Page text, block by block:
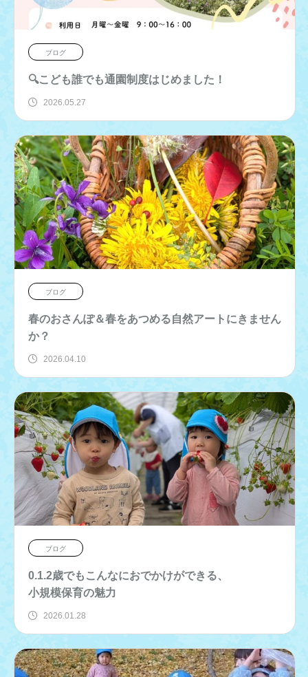
ブログ
🔍こども誰でも通園制度はじめました！
2026.05.27
ブログ
春のおさんぽ＆春をあつめる自然アートにきません
か？
2026.04.10
ブログ
0.1.2歳でもこんなにおでかけができる、
小規模保育の魅力
2026.01.28